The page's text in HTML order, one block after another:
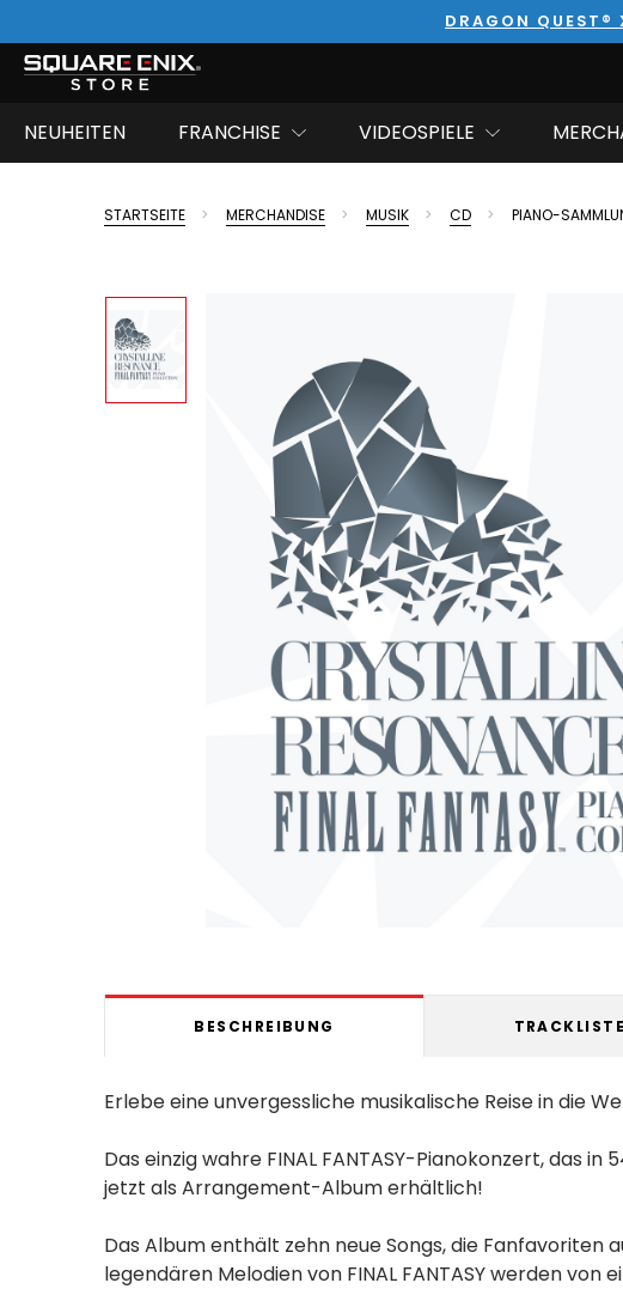
DRAGON QUEST®
NEUHEITEN FRANCHISE VIDEOSPIELE
STARTSEITE MERCHANDISE MUSIK CD PIANO-
BESCHREIBUNG TRACKLISTE
Erlebe eine unvergessliche musikalische Reise in die
Das einzig wahre FINAL FANTASY-Pianokonzert, das
jetzt als Arrangement-Album erhältlich!
Das Album enthält zehn neue Songs, die Fanfavoriten
legendären Melodien von FINAL FANTASY werden